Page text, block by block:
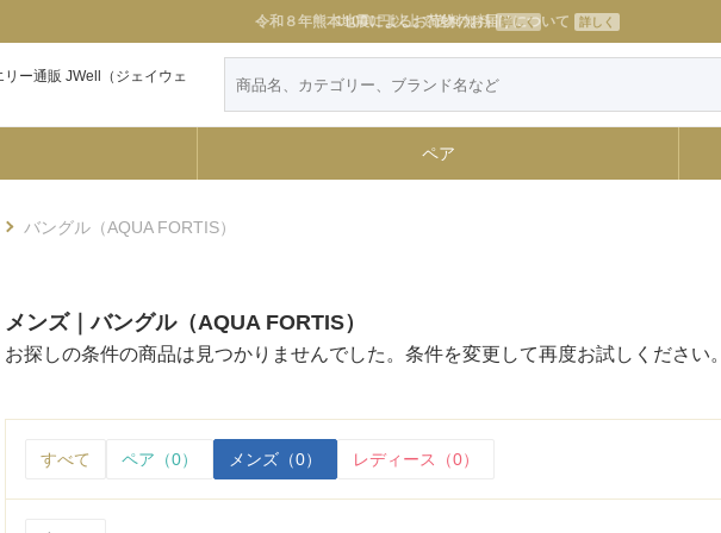
11000円以上で送料無料 詳しく
ー通販 JWell（ジェイウェ
ペア
バングル（AQUA FORTIS）
メンズ｜バングル（AQUA FORTIS）
お探しの条件の商品は見つかりませんでした。条件を変更して再度お試しください。
すべて ペア（0） メンズ（0） レディース（0）